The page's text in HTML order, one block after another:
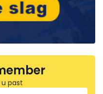
past